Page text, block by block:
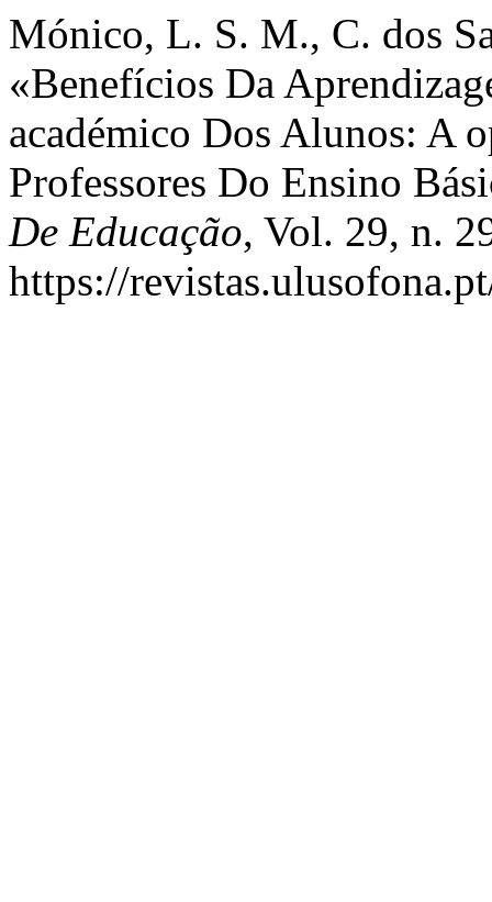
Mónico, L. S. M., C. dos
«Benefícios Da
académico Dos Alunos: A
Professores Do Ensino
De Educação, Vol. 29, n.
https://